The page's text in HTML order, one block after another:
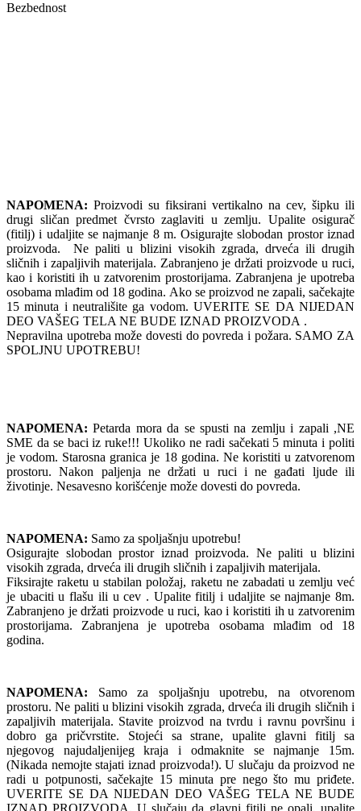
Bezbednost
NAPOMENA: Proizvodi su fiksirani vertikalno na cev, šipku ili
drugi sličan predmet čvrsto zaglaviti u zemlju. Upalite osigurač
(fitilj) i udaljite se najmanje 8 m. Osigurajte slobodan prostor iznad
proizvoda. Ne paliti u blizini visokih zgrada, drveća ili drugih
sličnih i zapaljivih materijala. Zabranjeno je držati proizvode u ruci,
kao i koristiti ih u zatvorenim prostorijama. Zabranjena je upotreba
osobama mlađim od 18 godina. Ako se proizvod ne zapali, sačekajte
15 minuta i neutrališite ga vodom. UVERITE SE DA NIJEDAN
DEO VAŠEG TELA NE BUDE IZNAD PROIZVODA .
Nepravilna upotreba može dovesti do povreda i požara. SAMO ZA
SPOLJNU UPOTREBU!
NAPOMENA: Petarda mora da se spusti na zemlju i zapali ,NE
SME da se baci iz ruke!!! Ukoliko ne radi sačekati 5 minuta i politi
je vodom. Starosna granica je 18 godina. Ne koristiti u zatvorenom
prostoru. Nakon paljenja ne držati u ruci i ne gađati ljude ili
životinje. Nesavesno korišćenje može dovesti do povreda.
NAPOMENA: Samo za spoljašnju upotrebu!
Osigurajte slobodan prostor iznad proizvoda. Ne paliti u blizini
visokih zgrada, drveća ili drugih sličnih i zapaljivih materijala.
Fiksirajte raketu u stabilan položaj, raketu ne zabadati u zemlju već
je ubaciti u flašu ili u cev . Upalite fitilj i udaljite se najmanje 8m.
Zabranjeno je držati proizvode u ruci, kao i koristiti ih u zatvorenim
prostorijama. Zabranjena je upotreba osobama mlađim od 18
godina.
NAPOMENA: Samo za spoljašnju upotrebu, na otvorenom
prostoru. Ne paliti u blizini visokih zgrada, drveća ili drugih sličnih i
zapaljivih materijala. Stavite proizvod na tvrdu i ravnu površinu i
dobro ga pričvrstite. Stojeći sa strane, upalite glavni fitilj sa
njegovog najudaljenijeg kraja i odmaknite se najmanje 15m.
(Nikada nemojte stajati iznad proizvoda!). U slučaju da proizvod ne
radi u potpunosti, sačekajte 15 minuta pre nego što mu priđete.
UVERITE SE DA NIJEDAN DEO VAŠEG TELA NE BUDE
IZNAD PROIZVODA. U slučaju da glavni fitilj ne opali, upalite